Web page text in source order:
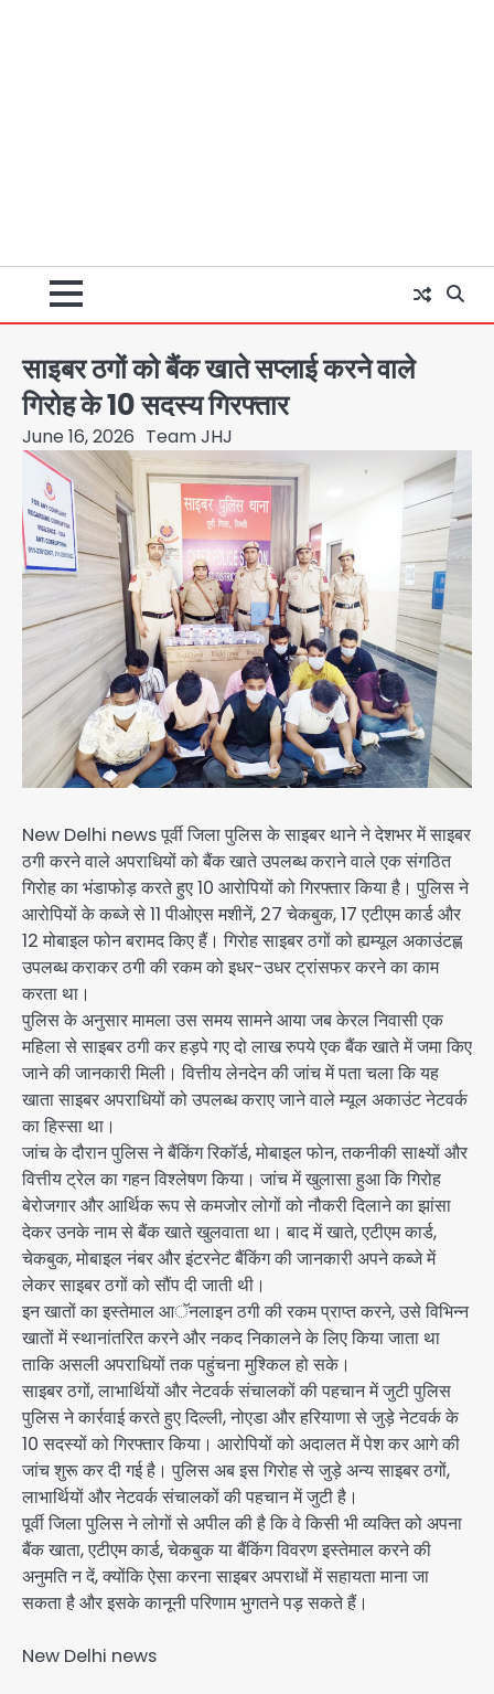
साइबर ठगों को बैंक खाते सप्लाई करने वाले
गिरोह के 10 सदस्य गिरफ्तार
June 16, 2026 Team JHJ
New Delhi news पूर्वी जिला पुलिस के साइबर थाने ने देशभर में साइबर
ठगी करने वाले अपराधियों को बैंक खाते उपलब्ध कराने वाले एक संगठित
गिरोह का भंडाफोड़ करते हुए 10 आरोपियों को गिरफ्तार किया है। पुलिस ने
आरोपियों के कब्जे से 11 पीओएस मशीनें, 27 चेकबुक, 17 एटीएम कार्ड और
12 मोबाइल फोन बरामद किए हैं। गिरोह साइबर ठगों को ह्यम्यूल अकाउंटह्ण
उपलब्ध कराकर ठगी की रकम को इधर-उधर ट्रांसफर करने का काम
करता था।
पुलिस के अनुसार मामला उस समय सामने आया जब केरल निवासी एक
महिला से साइबर ठगी कर हड़पे गए दो लाख रुपये एक बैंक खाते में जमा किए
जाने की जानकारी मिली। वित्तीय लेनदेन की जांच में पता चला कि यह
खाता साइबर अपराधियों को उपलब्ध कराए जाने वाले म्यूल अकाउंट नेटवर्क
का हिस्सा था।
जांच के दौरान पुलिस ने बैंकिंग रिकॉर्ड, मोबाइल फोन, तकनीकी साक्ष्यों और
वित्तीय ट्रेल का गहन विश्लेषण किया। जांच में खुलासा हुआ कि गिरोह
बेरोजगार और आर्थिक रूप से कमजोर लोगों को नौकरी दिलाने का झांसा
देकर उनके नाम से बैंक खाते खुलवाता था। बाद में खाते, एटीएम कार्ड,
चेकबुक, मोबाइल नंबर और इंटरनेट बैंकिंग की जानकारी अपने कब्जे में
लेकर साइबर ठगों को सौंप दी जाती थी।
इन खातों का इस्तेमाल आॅनलाइन ठगी की रकम प्राप्त करने, उसे विभिन्न
खातों में स्थानांतरित करने और नकद निकालने के लिए किया जाता था
ताकि असली अपराधियों तक पहुंचना मुश्किल हो सके।
साइबर ठगों, लाभार्थियों और नेटवर्क संचालकों की पहचान में जुटी पुलिस
पुलिस ने कार्रवाई करते हुए दिल्ली, नोएडा और हरियाणा से जुड़े नेटवर्क के
10 सदस्यों को गिरफ्तार किया। आरोपियों को अदालत में पेश कर आगे की
जांच शुरू कर दी गई है। पुलिस अब इस गिरोह से जुड़े अन्य साइबर ठगों,
लाभार्थियों और नेटवर्क संचालकों की पहचान में जुटी है।
पूर्वी जिला पुलिस ने लोगों से अपील की है कि वे किसी भी व्यक्ति को अपना
बैंक खाता, एटीएम कार्ड, चेकबुक या बैंकिंग विवरण इस्तेमाल करने की
अनुमति न दें, क्योंकि ऐसा करना साइबर अपराधों में सहायता माना जा
सकता है और इसके कानूनी परिणाम भुगतने पड़ सकते हैं।
New Delhi news